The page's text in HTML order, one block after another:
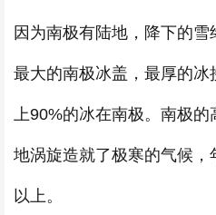
因为南极有陆地，降下的
最大的南极冰盖，最厚的
上90%的冰在南极。南极
地涡旋造就了极寒的气候
以上。